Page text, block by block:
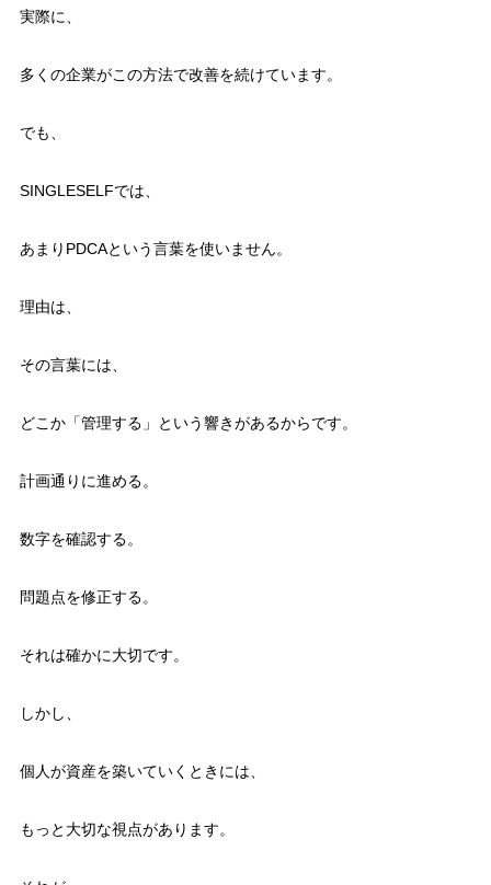
実際に、
多くの企業がこの方法で改善を続けています。
でも、
SINGLESELFでは、
あまりPDCAという言葉を使いません。
理由は、
その言葉には、
どこか「管理する」という響きがあるからです。
計画通りに進める。
数字を確認する。
問題点を修正する。
それは確かに大切です。
しかし、
個人が資産を築いていくときには、
もっと大切な視点があります。